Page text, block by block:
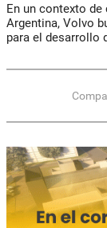
En un contexto
Argentina, Volvo
para el desarrollo